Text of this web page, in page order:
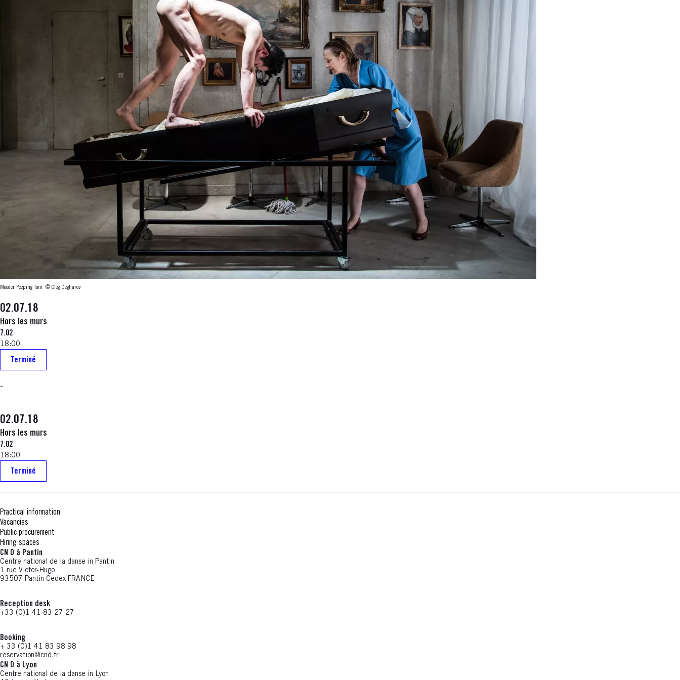
Moeder Peeping Tom © Oleg Degtiarov
02.07.18
Hors les murs
7.02
18:00
Terminé
-
02.07.18
Hors les murs
7.02
18:00
Terminé
Practical information
Vacancies
Public procurement
Hiring spaces
CN D à Pantin
Centre national de la danse in Pantin
1 rue Victor-Hugo
93507 Pantin Cedex FRANCE
Reception desk
+33 (0)1 41 83 27 27
Booking
+ 33 (0)1 41 83 98 98
reservation@cnd.fr
CN D à Lyon
Centre national de la danse in Lyon